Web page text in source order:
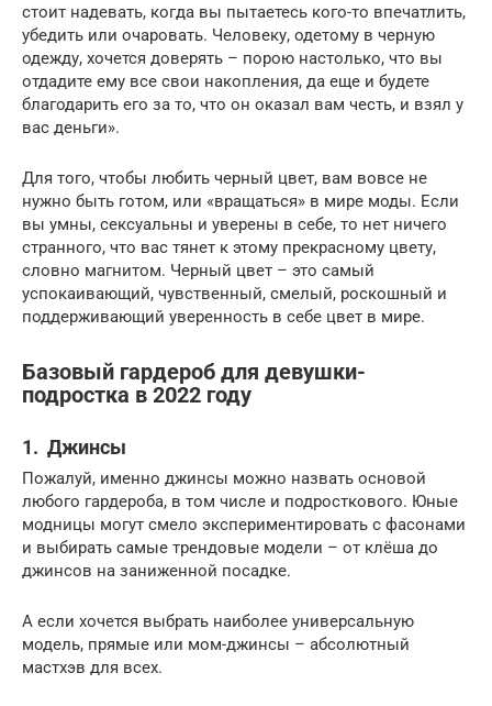
стоит надевать, когда вы пытаетесь кого-то впечатлить,
убедить или очаровать. Человеку, одетому в черную
одежду, хочется доверять – порою настолько, что вы
отдадите ему все свои накопления, да еще и будете
благодарить его за то, что он оказал вам честь, и взял у
вас деньги».
Для того, чтобы любить черный цвет, вам вовсе не
нужно быть готом, или «вращаться» в мире моды. Если
вы умны, сексуальны и уверены в себе, то нет ничего
странного, что вас тянет к этому прекрасному цвету,
словно магнитом. Черный цвет – это самый
успокаивающий, чувственный, смелый, роскошный и
поддерживающий уверенность в себе цвет в мире.
Базовый гардероб для девушки-
подростка в 2022 году
1. Джинсы
Пожалуй, именно джинсы можно назвать основой
любого гардероба, в том числе и подросткового. Юные
модницы могут смело экспериментировать с фасонами
и выбирать самые трендовые модели – от клёша до
джинсов на заниженной посадке.
А если хочется выбрать наиболее универсальную
модель, прямые или мом-джинсы – абсолютный
мастхэв для всех.